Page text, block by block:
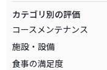
カテゴリ別の評価
コースメンテナンス
施設・設備
食事の満足度